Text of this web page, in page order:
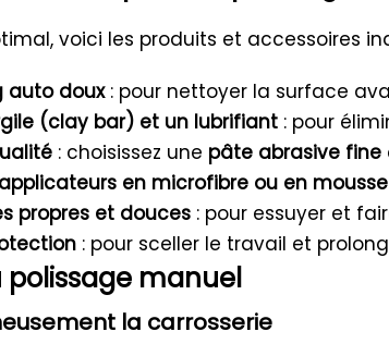
voici les produits et accessoires
auto doux: pour nettoyer la surface
(clay bar) et un lubrifiant : pour
: choisissez une pâte abrasive fine
en microfibre ou en mousse
propres et douces : pour essuyer et
: pour sceller le travail et
polissage manuel
la carrosserie